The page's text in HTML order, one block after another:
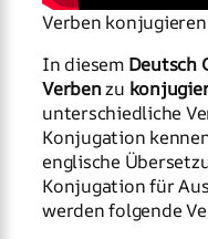
Verben
In diesem Deutsch
Verbenzu
unterschiedliche
Konjugation
englische
Konjugation für
werden folgende